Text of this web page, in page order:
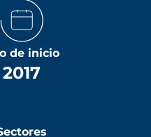
de inicio
2017